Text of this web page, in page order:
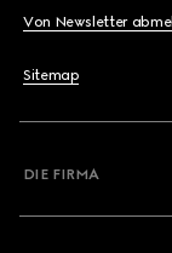
Von Newsletter
Sitemap
DIE FIRMA